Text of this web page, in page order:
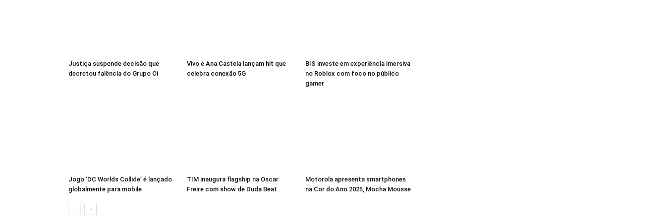
Justiça suspende decisão que
decretou falência do Grupo Oi
Vivo e Ana Castela lançam hit que
celebra conexão 5G
BIS investe em experiência imersiva
no Roblox com foco no público
gamer
Jogo ‘DC Worlds Collide’ é lançado
globalmente para mobile
TIM inaugura flagship na Oscar
Freire com show de Duda Beat
Motorola apresenta smartphones
na Cor do Ano 2025, Mocha Mousse